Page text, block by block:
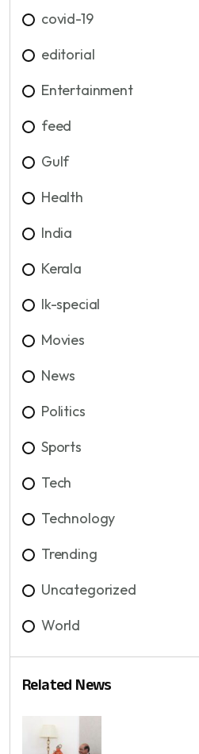
covid-19
editorial
Entertainment
feed
Gulf
Health
India
Kerala
lk-special
Movies
News
Politics
Sports
Tech
Technology
Trending
Uncategorized
World
Related News